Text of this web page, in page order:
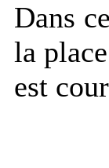
Dans
la
est